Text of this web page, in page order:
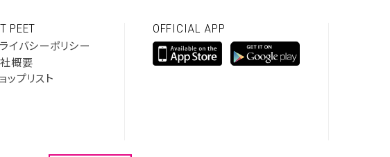
PEET
イバシーポリシー
概要
ップリスト
OFFICIAL APP